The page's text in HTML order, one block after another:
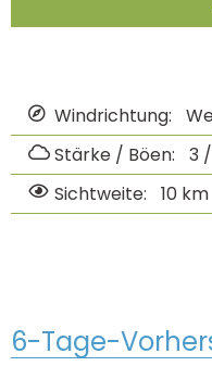
Windrichtung:
Stärke / Böen:
3
Sichtweite:
10 km
6-Tage-